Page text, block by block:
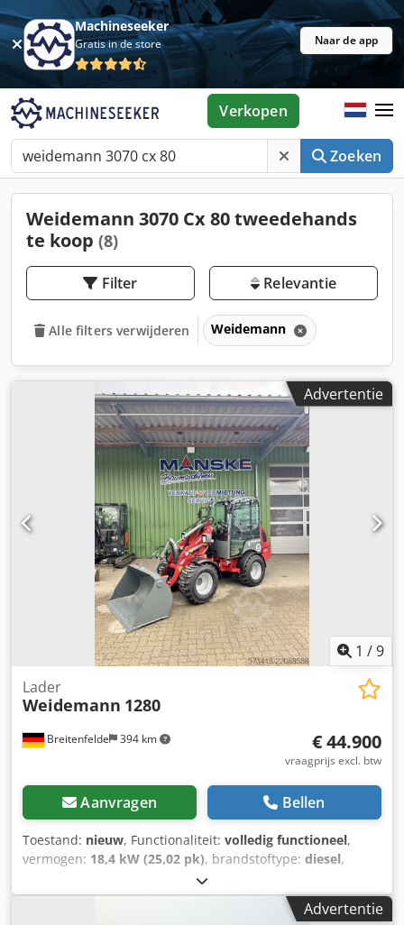
Machineseeker
Gratis in de store Naar de app
Zoeken
Verkopen
Weidemann 3070 Cx 80 tweedehands
te koop (8)
Filter Relevantie
Alle filters verwijderen Weidemann
Advertentie
1 /9
Breitenfelde 394 km
Lader
Weidemann 1280
€ 44.900
vraagprijs excl. btw
Aanvragen Bellen
Toestand: nieuw, Functionaliteit: volledig functioneel,
vermogen: 18,4 kW (25,02 pk), brandstoftype: diesel,
2.550 kg
bandenconditie:100 %, Bouwjaar:2026, Uitrusting:UVV
veiligheidskeuring, achteropnemer, cabine, extraAdvertentie